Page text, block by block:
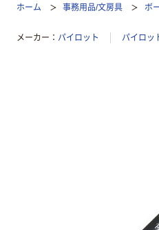
ホーム 事務用品/文房具 ボ
メーカー パイロット パイロッ